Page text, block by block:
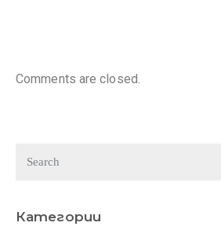
Comments are closed.
Категории